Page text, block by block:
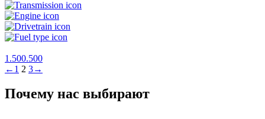
1.500.500
← 1 2 3→
Почему нас выбирают